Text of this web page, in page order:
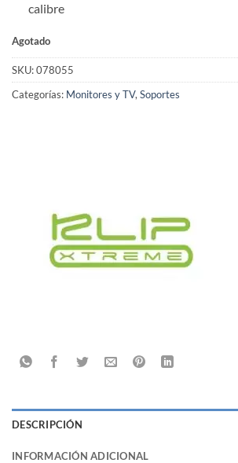
calibre
Agotado
SKU:078055
Categorías: Monitores y TV, Soportes
DESCRIPCIÓN
INFORMACIÓN ADICIONAL